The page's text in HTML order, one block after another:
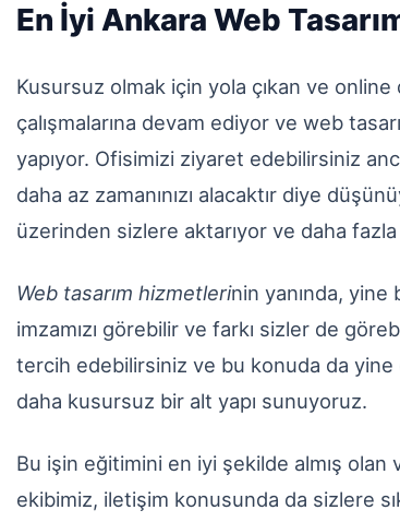
En İyi Ankara Web
Kusursuz olmak için yola çıkan ve
çalışmalarına devam ediyor ve web
yapıyor. Ofisimizi ziyaret edebilirsiniz
daha az zamanınızı alacaktır diye
üzerinden sizlere aktarıyor ve daha fazla
Web tasarım hizmetlerinin yanında, yine
imzamızı görebilir ve farkı sizler de
tercih edebilirsiniz ve bu konuda da yine
daha kusursuz bir alt yapı sunuyoruz.
Bu işin eğitimini en iyi şekilde almış
ekibimiz, iletişim konusunda da sizlere